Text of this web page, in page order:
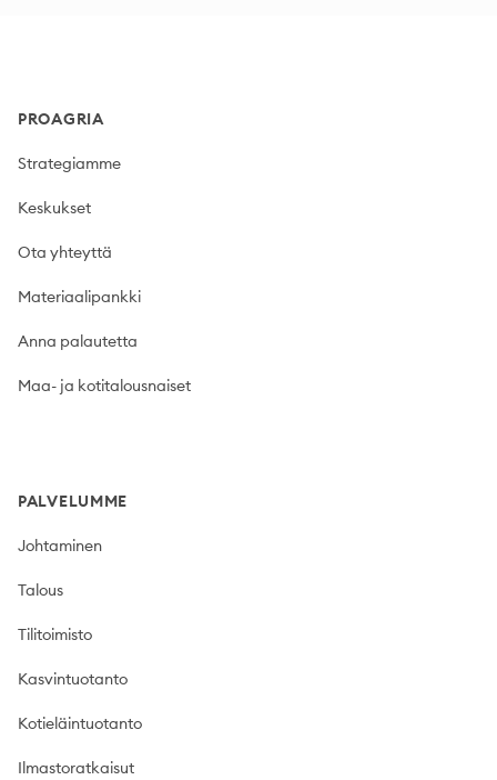
PROAGRIA
Strategiamme
Keskukset
Ota yhteyttä
Materiaalipankki
Anna palautetta
Maa- ja kotitalousnaiset
PALVELUMME
Johtaminen
Talous
Tilitoimisto
Kasvintuotanto
Kotieläintuotanto
Ilmastoratkaisut